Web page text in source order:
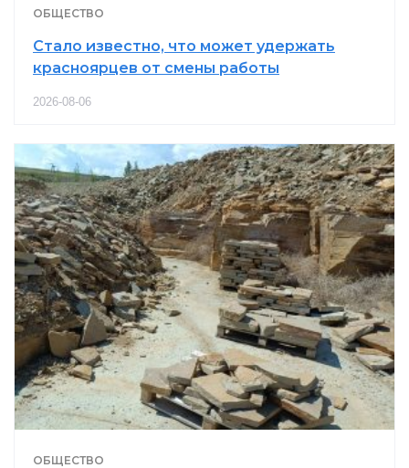
ОБЩЕСТВО
Стало известно, что может удержать
красноярцев от смены работы
2026-08-06
ОБЩЕСТВО